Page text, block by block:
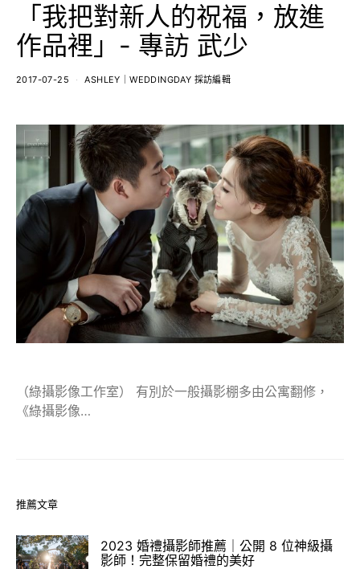
「我把對新人的祝福，放進
作品裡」- 專訪 武少
2017-07-25 ASHLEY｜WEDDINGDAY 採訪編輯
（綠攝影像工作室） 有別於一般攝影棚多由公寓翻修，
《綠攝影像…
推薦文章
2023 婚禮攝影師推薦｜公開 8 位神級攝
影師！完整保留婚禮的美好